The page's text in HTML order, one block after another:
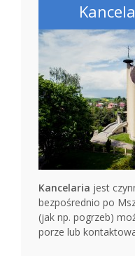
Kancelaria jest
bezpośrednio po
(jak np. pogrzeb)
porze lub